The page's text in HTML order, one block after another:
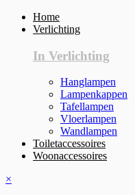
Home
Verlichting
In Verlichting
Hanglampen
Lampenkappen
Tafellampen
Vloerlampen
Wandlampen
Toiletaccessoires
Woonaccessoires
×